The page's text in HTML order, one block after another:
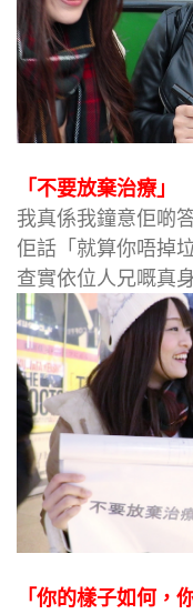
「不要放棄治療」
我真係我鐘意佢啲
佢話「就算你唔掉
查實依位人兄嘅真
「你的樣子如何，